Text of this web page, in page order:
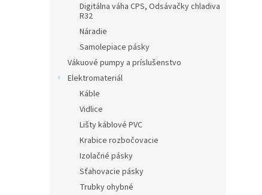
Digitálna váha CPS, Odsávačky chladiva
R32
Náradie
Samolepiace pásky
Vákuové pumpy a príslušenstvo
Elektromateriál
Káble
Vidlice
Lišty káblové PVC
Krabice rozbočovacie
Izolačné pásky
Sťahovacie pásky
Trubky ohybné